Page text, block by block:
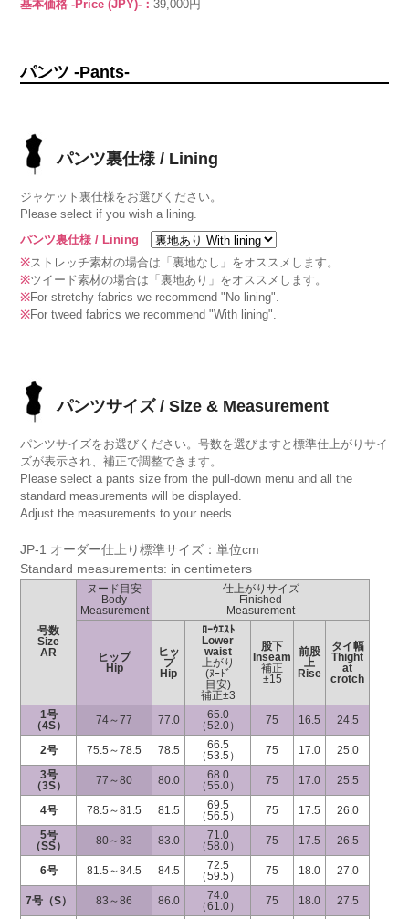
基本価格 -Price (JPY)-：39,000円
パンツ -Pants-
パンツ裏仕様 / Lining
ジャケット裏仕様をお選びください。
Please select if you wish a lining.
パンツ裏仕様 / Lining
※ストレッチ素材の場合は「裏地なし」をオススメします。
※ツイード素材の場合は「裏地あり」をオススメします。
※For stretchy fabrics we recommend "No lining".
※For tweed fabrics we recommend "With lining".
パンツサイズ / Size & Measurement
パンツサイズをお選びください。号数を選びますと標準仕上がりサイ
ズが表示され、補正で調整できます。
Please select a pants size from the pull-down menu and all the
standard measurements will be displayed.
Adjust the measurements to your needs.
JP-1 オーダー仕上り標準サイズ：単位cm
Standard measurements: in centimeters
号数
Size
AR
ヌード目安
Body
Measurement
仕上がりサイズ
Finished
Measurement
ヒップ
Hip
ヒッ
プ
Hip
ﾛｰｳｴｽﾄ
Lower
waist
上がり
(ﾇｰﾄﾞ
目安)
補正±3
股下
Inseam
補正
±15
前股
上
Rise
タイ幅
Thight
at
crotch
1号
（4S）
74～77 77.0
65.0
（52.0）
75 16.5 24.5
2号 75.5～78.5 78.5
66.5
（53.5）
75 17.0
25.0
3号
（3S）
77～80 80.0
68.0
（55.0）
75 17.0 25.5
4号 78.5～81.5 81.5
69.5
（56.5）
75 17.5
26.0
5号
（SS）
80～83 83.0
71.0
（58.0）
75 17.5 26.5
6号 81.5～84.5 84.5
72.5
（59.5）
75 18.0 27.0
7号（S） 83～86 86.0
74.0
（61.0）
75 18.0 27.5